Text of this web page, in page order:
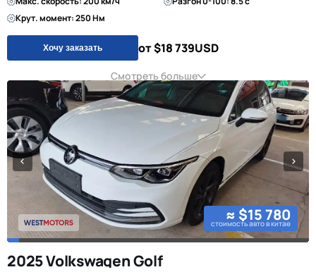
Крут. момент: 250 Нм
Хочу заказать от $18 739USD
Смотреть больше
≈ $15 780
стоимость авто в китае
2025 Volkswagen Golf